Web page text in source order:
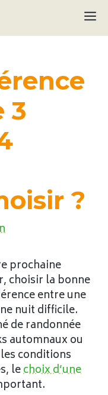
3
?
prochaine
choisir la bonne
entre une
nuit difficile.
de randonnée
automnaux ou
conditions
lechoix d’une